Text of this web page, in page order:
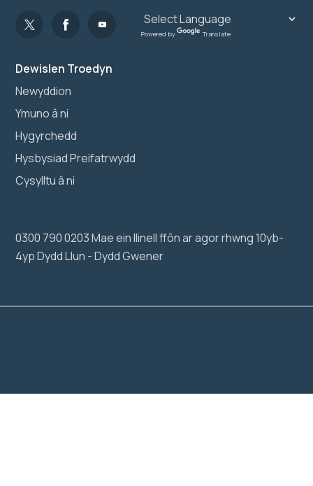
Dewislen Troedyn
Newyddion
Ymuno â ni
Hygyrchedd
Hysbysiad Preifatrwydd
Cysylltu â ni
0300 790 0203 Mae ein llinell ffôn ar agor rhwng 10yb-
4yp Dydd Llun - Dydd Gwener
Powered by Translate